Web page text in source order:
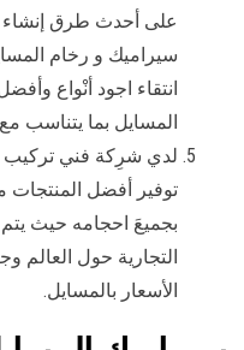
على أحدث طرق إنشاء
سيراميك و رخام
انتقاء اجود أنْواع
المسايل بما يتناسب
لدي شرِكة فني تركيب
توفير أفضل المنتجات
بجميعَ احجامه حيث
التجارية حول العالم
الأسعار بالمسايل.